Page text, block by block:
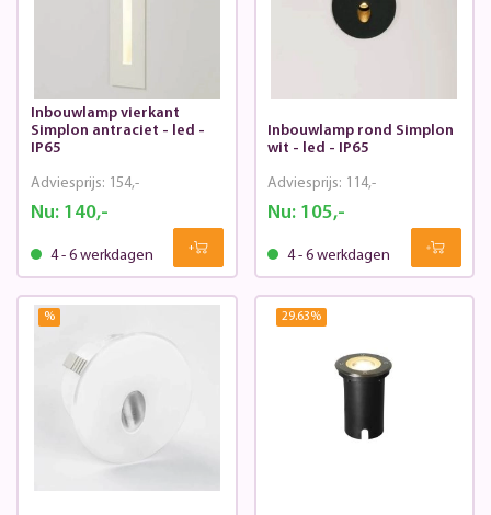
Inbouwlamp vierkant
Simplon antraciet - led -
IP65
Nu:140,-
Adviesprijs: 154,-
4 - 6 werkdagen
Inbouwlamp rond Simplon
wit - led - IP65
Nu: 105,-
Adviesprijs: 114,-
4 - 6 werkdagen
% 29.63%